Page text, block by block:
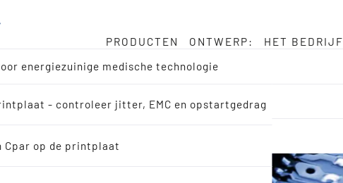
PRODUCTEN ONTWERP: HET BEDRIJF
energiezuinige medische technologie
- controleer jitter, EMC en opstartgedrag
op de printplaat